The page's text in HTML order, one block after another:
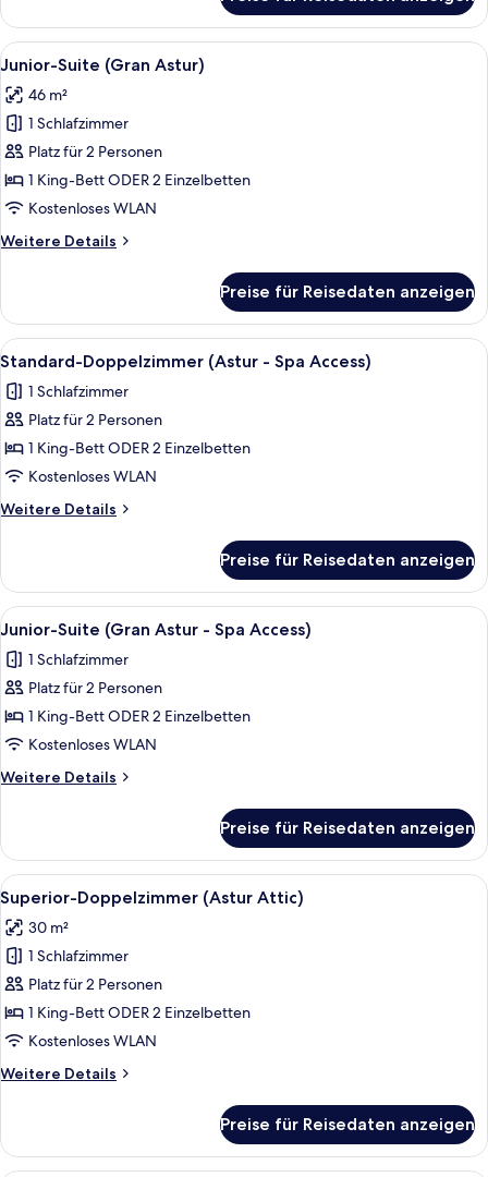
Doppelzimmer
(Astur)
Alle
Fotos
für
Junior-
Suite
(Gran
Astur)
Ein Hotelzimmer mit einem großen
10
Junior-Suite (Gran Astur)
46 m²
1 Schlafzimmer
Platz für 2 Personen
1 King-Bett ODER 2 Einzelbetten
Kostenloses WLAN
Weitere Details
Weitere
Suite
(Gran
Astur)
Preise für Reisedaten anzeigen
Alle
Fotos
für
Standard-
Doppelzimmer
(Astur
-
Spa
anzeigen
Ein Hotelzimmer mit einem großen
6
Standard-Doppelzimmer (Astur - Spa Access)
1 Schlafzimmer
Platz für 2 Personen
1 King-Bett ODER 2 Einzelbetten
Kostenloses WLAN
Weitere Details
Weitere
Doppelzimmer
(Astur
-
Access)
Preise für Reisedaten anzeigen
Alle
Fotos
für
Junior-
Suite
(Gran
Astur
-
Access)
anzeigen
Ein Hotelzimmer mit einem großen
10
Junior-Suite (Gran Astur - Spa Access)
1 Schlafzimmer
Platz für 2 Personen
1 King-Bett ODER 2 Einzelbetten
Kostenloses WLAN
Weitere Details
Weitere
Suite
(Gran
Astur
Spa
Access)
Preise für Reisedaten anzeigen
Alle
Fotos
für
Superior-
Doppelzimmer
(Astur
Attic)
Ein Schlafzimmer mit einem großen
5
Superior-Doppelzimmer (Astur Attic)
30 m²
1 Schlafzimmer
Platz für 2 Personen
1 King-Bett ODER 2 Einzelbetten
Kostenloses WLAN
Weitere Details
Weitere
Doppelzimmer
(Astur
Preise für Reisedaten anzeigen